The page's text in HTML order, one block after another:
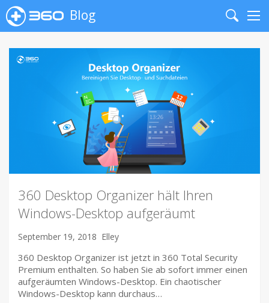
Blog
Search
360 Desktop Organizer hält Ihren
Windows-Desktop aufgeräumt
September 19, 2018 Elley
360 Desktop Organizer ist jetzt in 360 Total Security
Premium enthalten. So haben Sie ab sofort immer einen
aufgeräumten Windows-Desktop. Ein chaotischer
Windows-Desktop kann durchaus…